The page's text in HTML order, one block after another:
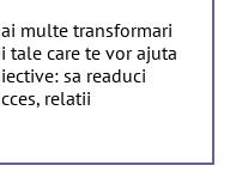
multe transformari
tale care te vor ajuta
sa readuci
relatii